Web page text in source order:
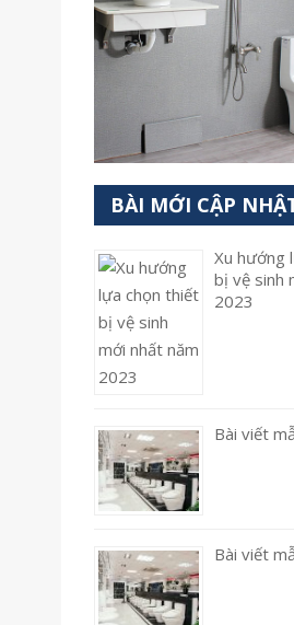
BÀI MỚI CẬP
Xu hướng
bị vệ sinh
2023
Bài viết
Bài viết